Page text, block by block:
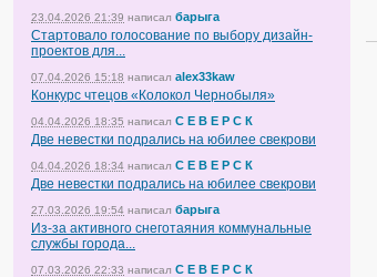
23.04.2026 21:39 написал барыга
Стартовало голосование по выбору дизайн-
проектов для...
07.04.2026 15:18 написал alex33kaw
Конкурс чтецов «Колокол Чернобыля»
04.04.2026 18:35 написал С Е В Е Р С К
Две невестки подрались на юбилее свекрови
04.04.2026 18:34 написал С Е В Е Р С К
Две невестки подрались на юбилее свекрови
27.03.2026 19:54 написал барыга
Из-за активного снеготаяния коммунальные
службы города...
07.03.2026 22:33 написал С Е В Е Р С К